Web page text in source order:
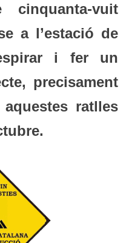
vuit
a l’estació de
i fer un
precisament
ratlles